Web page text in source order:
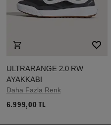
ULTRARANGE 2.0 RW
AYAKKABI
Daha Fazla Renk
6.999,00 TL